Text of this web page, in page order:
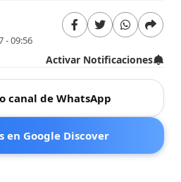
- 09:56
Activar Notificaciones
canal de WhatsApp
en Google Discover